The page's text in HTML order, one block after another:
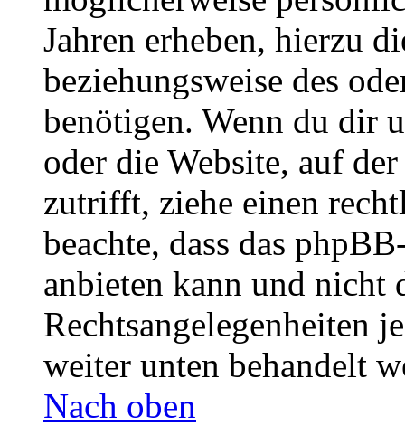
Jahren erheben, hierzu
beziehungsweise des
benötigen. Wenn du dir
oder die Website, auf
zutrifft, ziehe einen
beachte, dass das
anbieten kann und nicht
Rechtsangelegenheiten
weiter unten behandelt
Nach oben